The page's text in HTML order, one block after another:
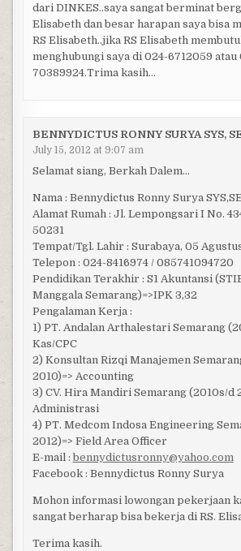
dari DINKES..saya sangat berminat
Elisabeth dan besar harapan saya bisa
RS Elisabeth..jika RS Elisabeth
menghubungi saya di 024-6712059 atau
70389924.Trima kasih…
BENNYDICTUS RONNY SURYA SYS,
July 15, 2012 at 9:07 am
Selamat siang, Berkah Dalem…
Nama : Bennydictus Ronny Surya
Alamat Rumah : Jl. Lempongsari I No.
50231
Tempat/Tgl. Lahir : Surabaya, 05
Telepon : 024-8416974 / 085741094720
Pendidikan Terakhir : S1 Akuntansi
Manggala Semarang)=>IPK 3,32
Pengalaman Kerja :
1) PT. Andalan Arthalestari Semarang
Kas/CPC
2) Konsultan Rizqi Manajemen
2010)=> Accounting
3) CV. Hira Mandiri Semarang (2010s/d
Administrasi
4) PT. Medcom Indosa Engineering
2012)=> Field Area Officer
E-mail : bennydictusronny@yahoo.com
Facebook : Bennydictus Ronny Surya
Mohon informasi lowongan pekerjaan
sangat berharap bisa bekerja di RS.
Terima kasih.